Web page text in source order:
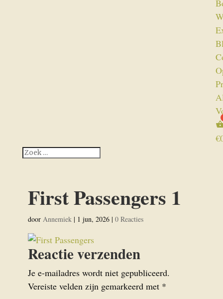
€
First Passengers 1
door Annemiek| 1 jun, 2026| 0 Reacties
Reactie verzenden
Je e-mailadres wordt niet gepubliceerd.
Vereiste velden zijn gemarkeerd met *